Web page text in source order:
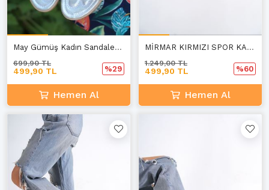
May Gümüş Kadın Sandalet B-2
499,90 TL
699,90 TL
%29
Hemen Al
MİRMAR KIRMIZI SPOR KADIN YAZ SANDALET C-2
499,90 TL
1.249,00 TL
%60
Hemen Al